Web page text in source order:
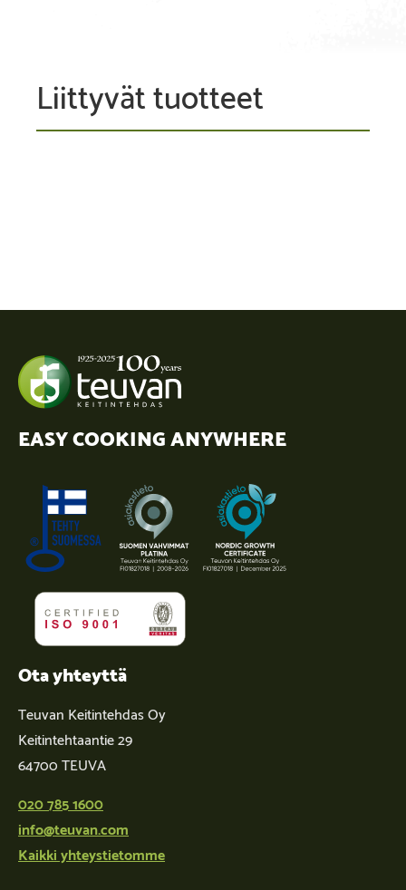
Liittyvät tuotteet
EASY COOKING ANYWHERE
Ota yhteyttä
Teuvan Keitintehdas Oy
Keitintehtaantie 29
64700 TEUVA
020 785 1600
info@teuvan.com
Kaikki yhteystietomme